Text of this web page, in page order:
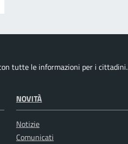
tutte le informazioni per i cittadini.
NOVITÀ
Notizie
Comunicati